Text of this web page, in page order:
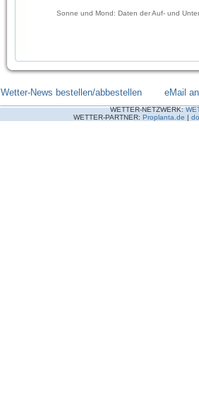
Sonne und Mond: Daten der Auf- und
Wetter-News bestellen/abbestellen eMail
WETTER-NETZWERK:
WETTER-PARTNER: Proplanta.de |